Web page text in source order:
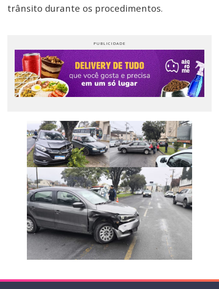
trânsito durante os procedimentos.